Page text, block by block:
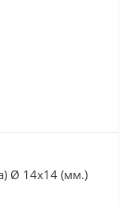
Ø 14х14 (мм.)